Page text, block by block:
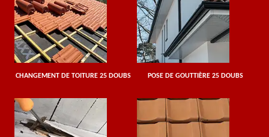
CHANGEMENT DE TOITURE 25 DOUBS POSE DE GOUTTIÈRE 25 DOUBS